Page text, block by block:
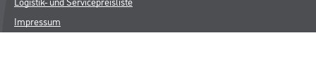
Impressum